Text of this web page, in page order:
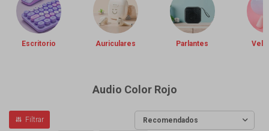
Escritorio Auriculares Parlantes
Audio Color Rojo
Recomendados